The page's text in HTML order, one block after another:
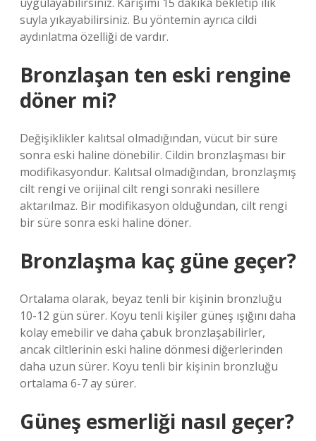
suyla yıkayabilirsiniz. Bu yöntemin ayrıca cildi
aydınlatma özelliği de vardır.
Bronzlaşan ten eski rengine
döner mi?
Değişiklikler kalıtsal olmadığından, vücut bir süre
sonra eski haline dönebilir. Cildin bronzlaşması bir
modifikasyondur. Kalıtsal olmadığından, bronzlaşmış
cilt rengi ve orijinal cilt rengi sonraki nesillere
aktarılmaz. Bir modifikasyon olduğundan, cilt rengi
bir süre sonra eski haline döner.
Bronzlaşma kaç güne geçer?
Ortalama olarak, beyaz tenli bir kişinin bronzluğu
10-12 gün sürer. Koyu tenli kişiler güneş ışığını daha
kolay emebilir ve daha çabuk bronzlaşabilirler,
ancak ciltlerinin eski haline dönmesi diğerlerinden
daha uzun sürer. Koyu tenli bir kişinin bronzluğu
ortalama 6-7 ay sürer.
Güneş esmerliği nasıl geçer?